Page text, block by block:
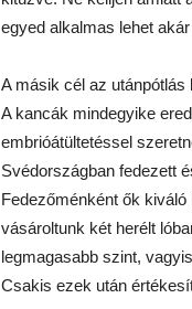
egyed alkalmas lehet
A másik cél az
A kancák mindegyike
embrióátültetéssel
Svédországban fedezett
Fedezőménként ők
vásároltunk két herélt
legmagasabb szint,
Csakis ezek után